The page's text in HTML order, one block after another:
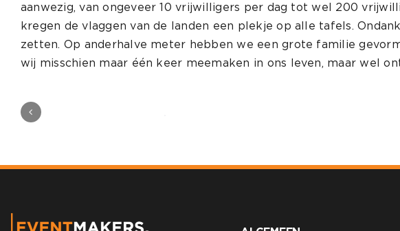
aanwezig, van ongeveer 10 vrijwilligers per dag tot wel 200
kregen de vlaggen van de landen een plekje op alle tafels.
zetten. Op anderhalve meter hebben we een grote familie
wij misschien maar één keer meemaken in ons leven, maar wel